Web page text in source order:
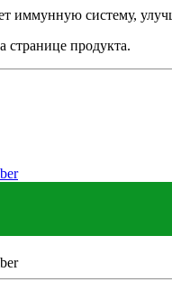
иммунную систему,
странице продукта.